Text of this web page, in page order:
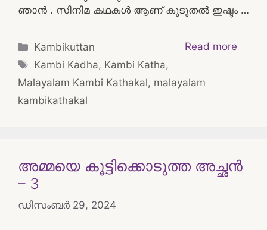
ഞാൻ . സിനിമ കഥകൾ ആണ് കൂടുതൽ ഇഷ്ടം …
Read more
Categories
Kambikuttan
Tags
Kambi Kadha, Kambi Katha,
Malayalam Kambi Kathakal, malayalam
kambikathakal
അമ്മയെ കൂട്ടിക്കൊടുത്ത അച്ഛൻ
– 3
ഡിസംബർ 29, 2024